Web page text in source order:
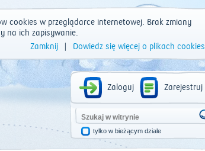
cookies w przeglądarce internetowej. Brak zmiany
na ich zapisywanie.
Zamknij
Dowiedz się więcej o plikach cookies
Zaloguj Zarejestruj
tylko w bieżącym dziale